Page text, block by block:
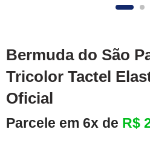
Bermuda do São
Tricolor Tactel
Oficial
Parcele em 6x de R$